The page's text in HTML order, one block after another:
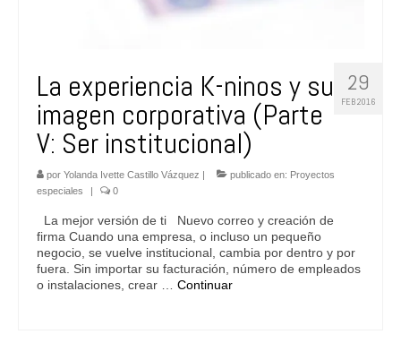
29
FEB 2016
La experiencia K-ninos y su
imagen corporativa (Parte
V: Ser institucional)
por Yolanda Ivette Castillo Vázquez | publicado en: Proyectos
especiales
| 0
La mejor versión de ti Nuevo correo y creación de
firma Cuando una empresa, o incluso un pequeño
negocio, se vuelve institucional, cambia por dentro y por
fuera. Sin importar su facturación, número de empleados
o instalaciones, crear … Continuar